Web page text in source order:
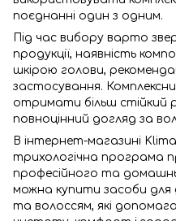
поєднанні один з одним.
Під час вибору варто
продукції, наявність
шкірою голови,
застосування.
отримати більш стійкий
повноцінний догляд за
В інтернет-магазині
трихологічна програма
професійного та
можна купити засоби для
та волоссям, які